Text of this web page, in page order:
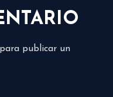
para publicar un